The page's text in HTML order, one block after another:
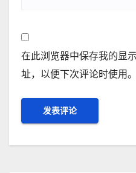
在此浏览器中保存我的显
址，以便下次评论时使用。